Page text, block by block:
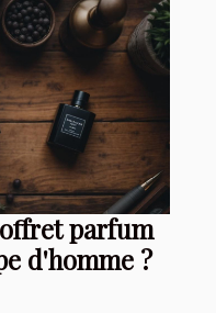
parfum
d'homme ?